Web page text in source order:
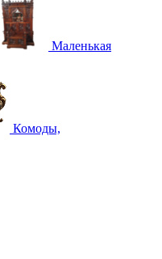
Маленькая
Комоды,